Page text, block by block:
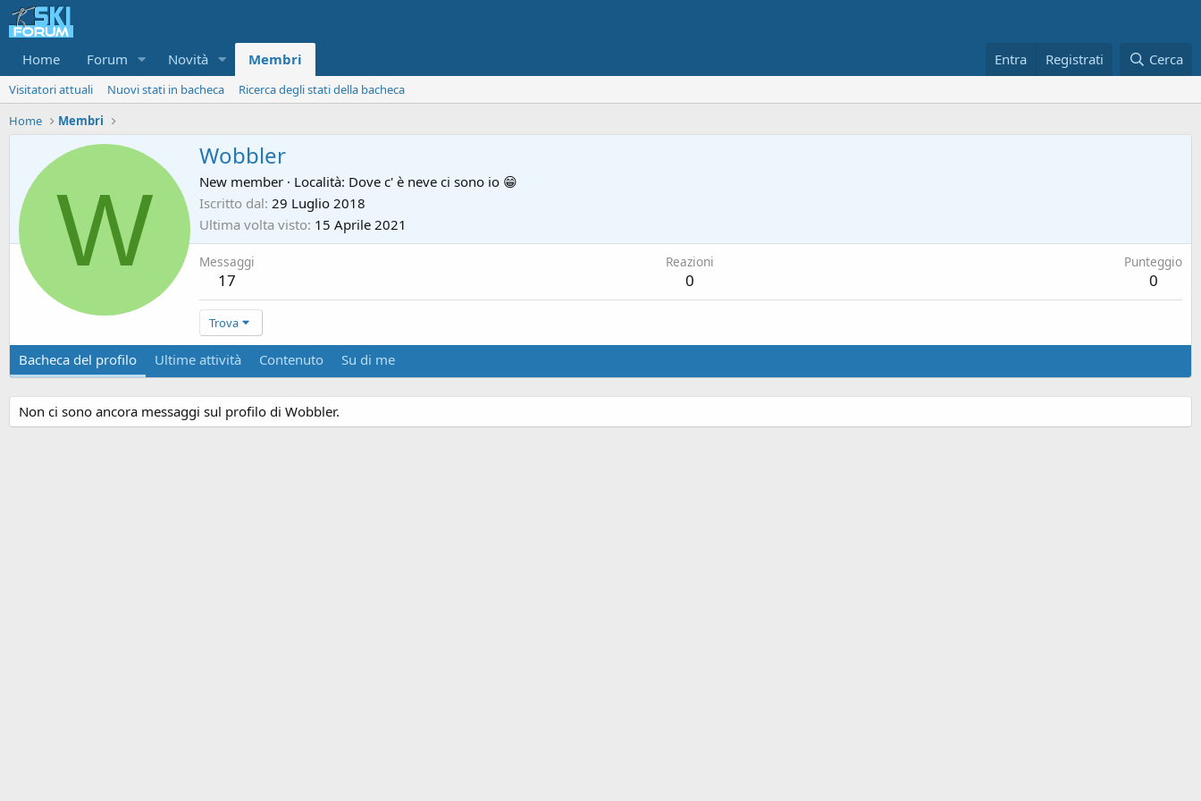
Home Forum Novità Membri Entra Registrati Cerca
Visitatori attuali Nuovi stati in bacheca
Ricerca degli stati della bacheca
Home
Membri
W
Wobbler
New member · Località: Dove c' è neve ci sono io 😁
Iscritto dal 29 Luglio 2018
Ultima volta visto 15 Aprile 2021
Messaggi
17
Reazioni
0
Punteggio
0
Trova
Bacheca del profilo Ultime attività Contenuto Su di me
Non ci sono ancora messaggi sul profilo di Wobbler.